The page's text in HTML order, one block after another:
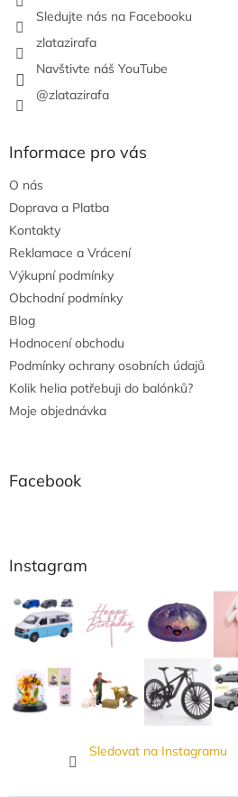
Sledujte nás na Facebooku
zlatazirafa
Navštivte náš YouTube
@zlatazirafa
Informace pro vás
O nás
Doprava a Platba
Kontakty
Reklamace a Vrácení
Výkupní podmínky
Obchodní podmínky
Blog
Hodnocení obchodu
Podmínky ochrany osobních údajů
Kolik helia potřebuji do balónků?
Moje objednávka
Facebook
Instagram
Sledovat na Instagramu